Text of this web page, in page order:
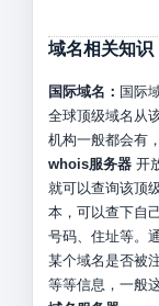
域名相关知识
国际域名： 国际
全球顶级域名从
机构一般都会有
whois服务器开
就可以查询该顶
本，可以查下自
号码、住址等。
某个域名是否被
等等信息，一般